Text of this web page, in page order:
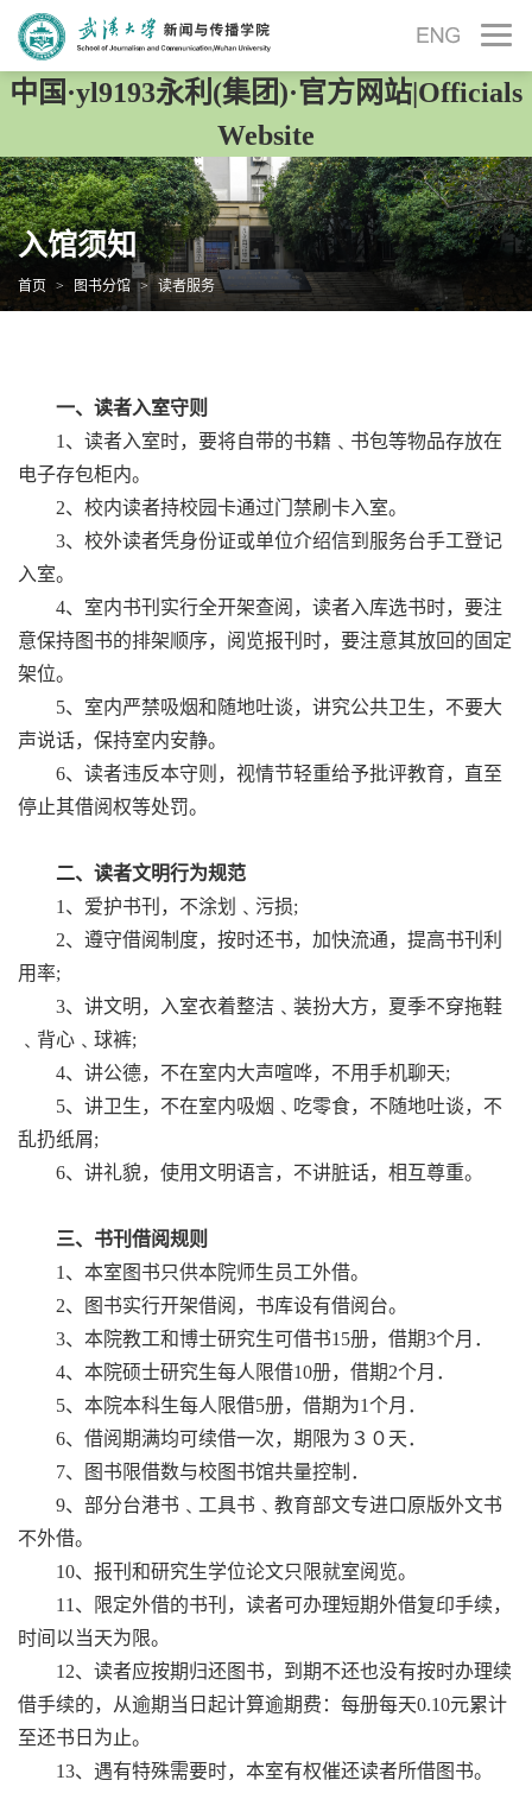
中国·yl9193永利(集团)·官方网站|Officials
Website
入馆须知
首页 > 图书分馆 > 读者服务
一、读者入室守则
1、读者入室时，要将自带的书籍﹑书包等物品存放在
电子存包柜内。
2、校内读者持校园卡通过门禁刷卡入室。
3、校外读者凭身份证或单位介绍信到服务台手工登记
入室。
4、室内书刊实行全开架查阅，读者入库选书时，要注
意保持图书的排架顺序，阅览报刊时，要注意其放回的固定
架位。
5、室内严禁吸烟和随地吐谈，讲究公共卫生，不要大
声说话，保持室内安静。
6、读者违反本守则，视情节轻重给予批评教育，直至
停止其借阅权等处罚。
二、读者文明行为规范
1、爱护书刊，不涂划﹑污损;
2、遵守借阅制度，按时还书，加快流通，提高书刊利
用率;
3、讲文明，入室衣着整洁﹑装扮大方，夏季不穿拖鞋
﹑背心﹑球裤;
4、讲公德，不在室内大声喧哗，不用手机聊天;
5、讲卫生，不在室内吸烟﹑吃零食，不随地吐谈，不
乱扔纸屑;
6、讲礼貌，使用文明语言，不讲脏话，相互尊重。
三、书刊借阅规则
1、本室图书只供本院师生员工外借。
2、图书实行开架借阅，书库设有借阅台。
3、本院教工和博士研究生可借书15册，借期3个月．
4、本院硕士研究生每人限借10册，借期2个月．
5、本院本科生每人限借5册，借期为1个月．
6、借阅期满均可续借一次，期限为３０天．
7、图书限借数与校图书馆共量控制．
9、部分台港书﹑工具书﹑教育部文专进口原版外文书
不外借。
10、报刊和研究生学位论文只限就室阅览。
11、限定外借的书刊，读者可办理短期外借复印手续，
时间以当天为限。
12、读者应按期归还图书，到期不还也没有按时办理续
借手续的，从逾期当日起计算逾期费：每册每天0.10元累计
至还书日为止。
13、遇有特殊需要时，本室有权催还读者所借图书。